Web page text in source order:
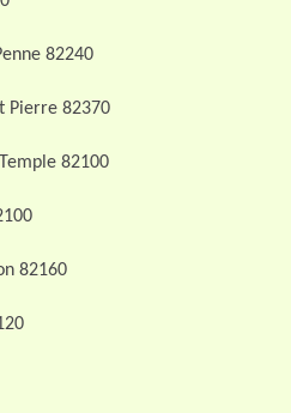
82240
Pierre 82370
82100
82160